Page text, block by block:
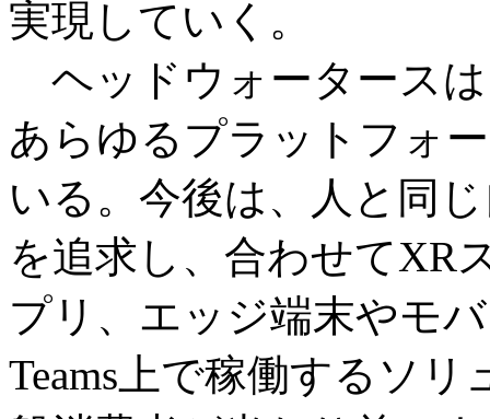
実現していく。
ヘッドウォータース
あらゆるプラットフォ
いる。今後は、人と同
を追求し、合わせてXR
プリ、エッジ端末やモ
Teams上で稼働するソ